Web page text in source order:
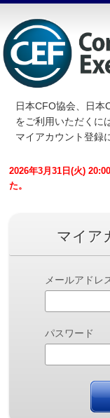
日本CFO協会、日本
をご利用いただくに
マイアカウント登録
2026年3月31日(火)
た。
マイア
メールアドレ
パスワード